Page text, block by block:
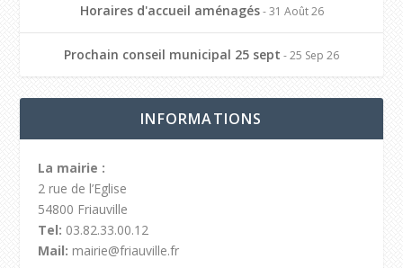
Horaires d'accueil aménagés- 31 Août 26
Prochain conseil municipal 25 sept - 25 Sep 26
INFORMATIONS
La mairie :
2 rue de l’Eglise
54800 Friauville
Tel: 03.82.33.00.12
Mail: mairie@friauville.fr